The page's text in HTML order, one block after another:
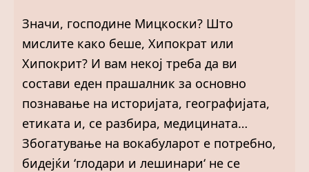
Значи, господине Мицкоски? Што
мислите како беше, Хипократ или
Хипокрит? И вам некој треба да ви
состави еден прашалник за основно
познавање на историјата, географијата,
етиката и, се разбира, медицината…
Збогатување на вокабуларот е потребно,
бидејќи ‘глодари и лешинари‘ не се